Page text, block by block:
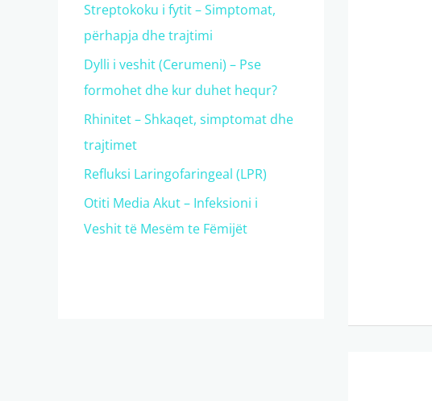
Streptokoku i fytit – Simptomat,
përhapja dhe trajtimi
Dylli i veshit (Cerumeni) – Pse
formohet dhe kur duhet hequr?
Rhinitet – Shkaqet, simptomat dhe
trajtimet
Refluksi Laringofaringeal (LPR)
Otiti Media Akut – Infeksioni i
Veshit të Mesëm te Fëmijët